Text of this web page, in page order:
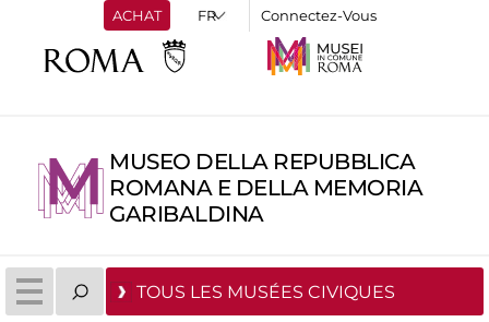
ACHAT Connectez-Vous
MUSEO DELLA REPUBBLICA
ROMANA E DELLA MEMORIA
GARIBALDINA
TOUS LES MUSÉES CIVIQUES